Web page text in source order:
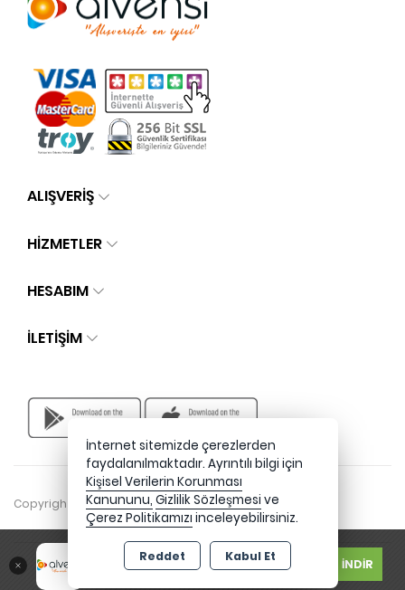
Google Play Store
İNDİR
ALIŞVERİŞ
HİZMETLER
HESABIM
İLETIŞIM
Copyright 2026 alvensi.com - Tüm hakları saklıdır.
İnternet sitemizde çerezlerden
faydalanılmaktadır. Ayrıntılı bilgi için
Kişisel Verilerin Korunması
Kanununu, Gizlilik Sözleşmesi ve
Çerez Politikamızı inceleyebilirsiniz.
Reddet Kabul Et